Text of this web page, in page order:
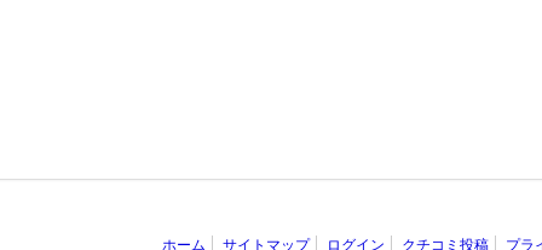
ホーム サイトマップ ログイン クチコミ投稿 プラ